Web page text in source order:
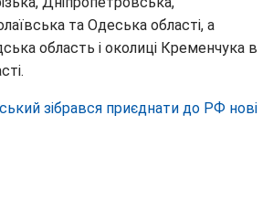
та Одеська області, а
область і околиці Кременчука в
зібрався приєднати до РФ нові